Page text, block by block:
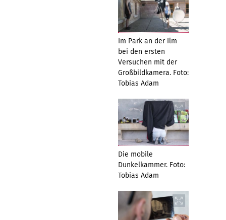
Im Park an der Ilm
bei den ersten
Versuchen mit der
Großbildkamera. Foto:
Tobias Adam
Die mobile
Dunkelkammer. Foto:
Tobias Adam